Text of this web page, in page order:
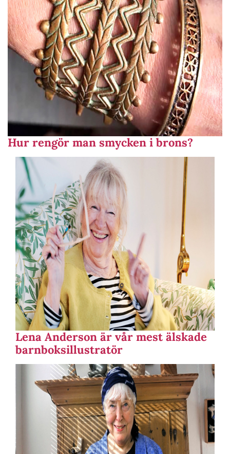
Hur rengör man smycken i brons?
Lena Anderson är vår mest älskade
barnboksillustratör